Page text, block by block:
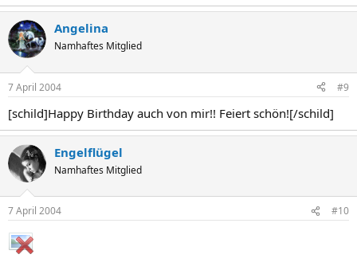
Angelina
Namhaftes Mitglied
7 April 2004 #9
[schild]Happy Birthday auch von mir!! Feiert schön![/schild]
Engelflügel
Namhaftes Mitglied
7 April 2004 #10